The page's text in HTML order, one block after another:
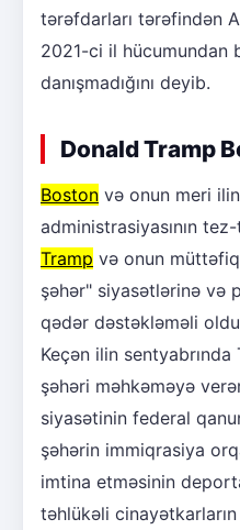
tərəfdarları tərəfindən
2021-ci il hücumundan
danışmadığını deyib.
Donald Tramp
Boston və onun meri
administrasiyasının
Tramp və onun
şəhər" siyasətlərinə və
qədər dəstəkləməli
Keçən ilin
şəhəri məhkəməyə
siyasətinin federal
şəhərin immiqrasiya
imtina etməsinin
təhlükəli cinayətkarların